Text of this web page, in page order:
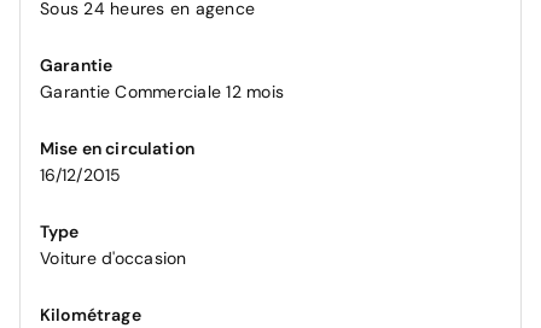
Sous 24 heures en agence
Garantie
Garantie Commerciale 12 mois
Mise en circulation
16/12/2015
Type
Voiture d'occasion
Kilométrage